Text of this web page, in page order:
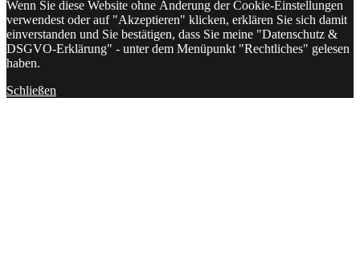
Wenn Sie diese Website ohne Änderung der Cookie-Einstellungen
verwendest oder auf "Akzeptieren" klicken, erklären Sie sich damit
einverstanden und Sie bestätigen, dass Sie meine "Datenschutz &
DSGVO-Erklärung" - unter dem Menüpunkt "Rechtliches" gelesen
haben.
Schließen